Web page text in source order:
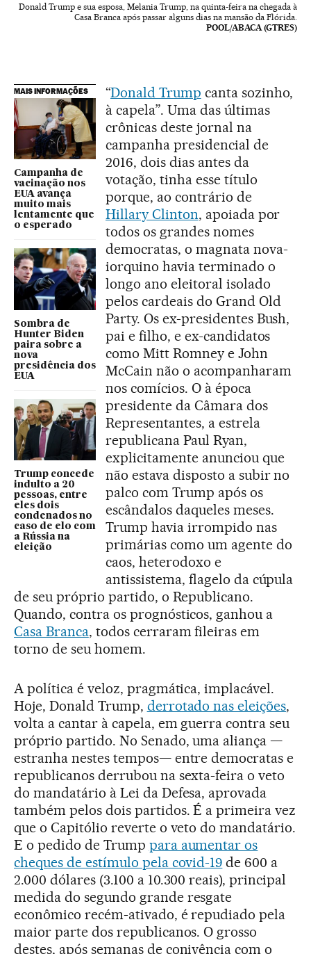
Donald Trump e sua esposa, Melania Trump, na quinta-feira na chegada à
Casa Branca após passar alguns dias na mansão da Flórida.
POOL/ABACA (GTRES)
MAIS INFORMAÇÕES
Campanha de
vacinação nos
EUA avança
muito mais
lentamente que
o esperado
Sombra de
Hunter Biden
paira sobre a
nova
presidência dos
EUA
Trump concede
indulto a 20
pessoas, entre
eles dois
condenados no
caso de elo com
a Rússia na
eleição
“Donald Trump canta sozinho,
à capela”. Uma das últimas
crônicas deste jornal na
campanha presidencial de
2016, dois dias antes da
votação, tinha esse título
porque, ao contrário de
Hillary Clinton, apoiada por
todos os grandes nomes
democratas, o magnata nova-
iorquino havia terminado o
longo ano eleitoral isolado
pelos cardeais do Grand Old
Party. Os ex-presidentes Bush,
pai e filho, e ex-candidatos
como Mitt Romney e John
McCain não o acompanharam
nos comícios. O à época
presidente da Câmara dos
Representantes, a estrela
republicana Paul Ryan,
explicitamente anunciou que
não estava disposto a subir no
palco com Trump após os
escândalos daqueles meses.
Trump havia irrompido nas
primárias como um agente do
caos, heterodoxo e
antissistema, flagelo da cúpula
de seu próprio partido, o Republicano.
Quando, contra os prognósticos, ganhou a
Casa Branca, todos cerraram fileiras em
torno de seu homem.
A política é veloz, pragmática, implacável.
Hoje, Donald Trump, derrotado nas eleições,
volta a cantar à capela, em guerra contra seu
próprio partido. No Senado, uma aliança —
estranha nestes tempos— entre democratas e
republicanos derrubou na sexta-feira o veto
do mandatário à Lei da Defesa, aprovada
também pelos dois partidos. É a primeira vez
que o Capitólio reverte o veto do mandatário.
E o pedido de Trump para aumentar os
cheques de estímulo pela covid-19 de 600 a
2.000 dólares (3.100 a 10.300 reais), principal
medida do segundo grande resgate
econômico recém-ativado, é repudiado pela
maior parte dos republicanos. O grosso
destes, após semanas de conivência com o